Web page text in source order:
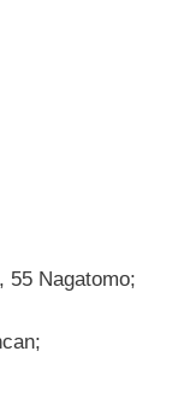
55 Nagatomo;